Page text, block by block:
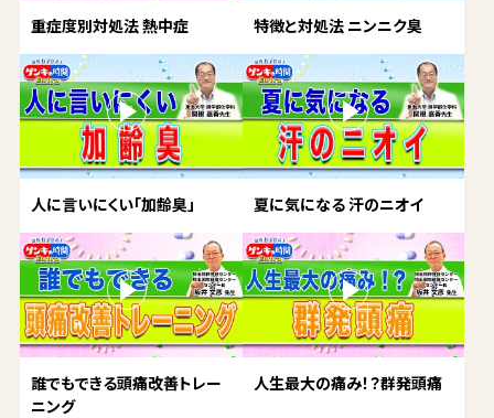
重症度別対処法 熱中症 特徴と対処法 ニンニク臭
人に言いにくい「加齢臭」 夏に気になる 汗のニオイ
誰でもできる頭痛改善トレー
ニング
人生最大の痛み！？群発頭痛